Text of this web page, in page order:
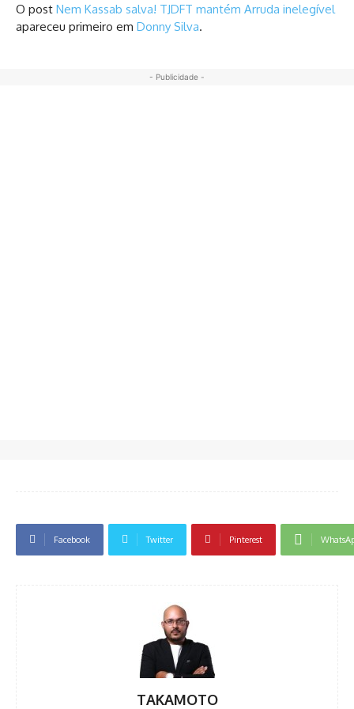
O post Nem Kassab salva! TJDFT mantém Arruda inelegível
apareceu primeiro em Donny Silva.
- Publicidade -
Facebook Twitter Pinterest
TAKAMOTO